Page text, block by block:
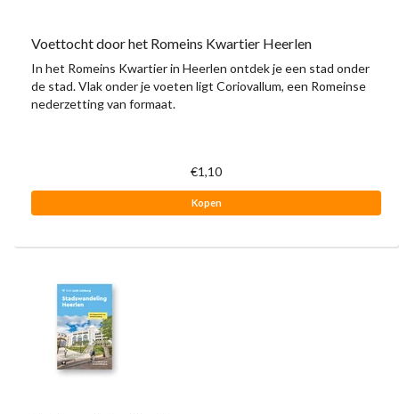
Voettocht door het Romeins Kwartier Heerlen
In het Romeins Kwartier in Heerlen ontdek je een stad onder
de stad. Vlak onder je voeten ligt Coriovallum, een Romeinse
nederzetting van formaat.
€1,10
Kopen